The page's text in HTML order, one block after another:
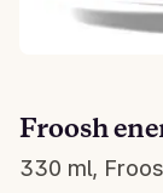
Froosh
330 ml,